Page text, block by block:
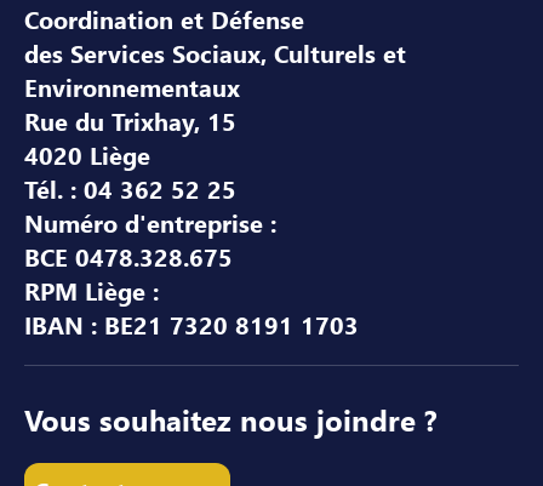
Coordination et Défense
des Services Sociaux, Culturels et
Environnementaux
Rue du Trixhay, 15
4020 Liège
Tél. : 04 362 52 25
Numéro d'entreprise :
BCE 0478.328.675
RPM Liège :
IBAN : BE21 7320 8191 1703
Vous souhaitez nous joindre ?